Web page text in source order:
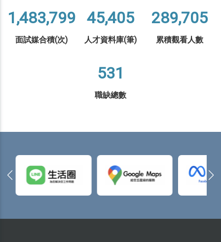
1,483,799
面試媒合積(次)
45,405
人才資料庫(筆)
289,705
累積觀看人數
531
職缺總數